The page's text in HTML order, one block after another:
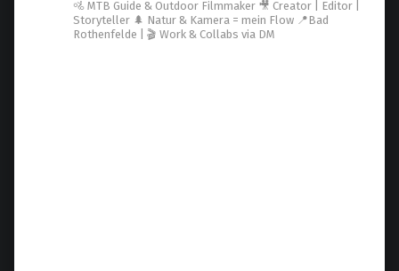
🚵 MTB Guide & Outdoor Filmmaker 🎥 Creator | Editor |
Storyteller 🌲 Natur & Kamera = mein Flow 📍Bad
Rothenfelde | 🎬 Work & Collabs via DM